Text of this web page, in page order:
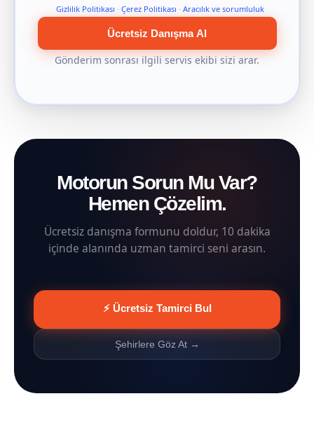
Gizlilik Politikası · Çerez Politikası · Aracılık ve sorumluluk
Ücretsiz Danışma Al
Gönderim sonrası ilgili servis ekibi sizi arar.
Motorun Sorun Mu Var?
Hemen Çözelim.
Ücretsiz danışma formunu doldur, 10 dakika
içinde alanında uzman tamirci seni arasın.
⚡ Ücretsiz Tamirci Bul
Şehirlere Göz At →